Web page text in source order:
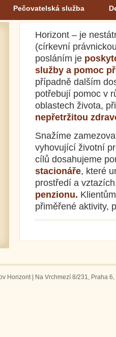
Pečovatelská služba
Horizont – je
(církevní
posláním je
služby a pomoc
případně dalším
potřebují pomoc v
oblastech života,
nepřetržitou
Snažíme
vyhovující životní
cílů dosahujeme
stacionáře, které
prostředí a
penzionu.
přiměřené aktivity,
Horizont | Na Vrchmezí 8/231, Praha